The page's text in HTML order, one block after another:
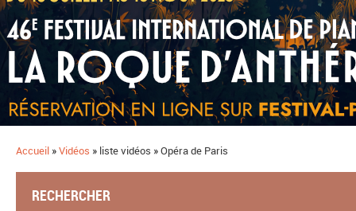
Accueil »Vidéos » liste vidéos »Opéra de Paris
RECHERCHER